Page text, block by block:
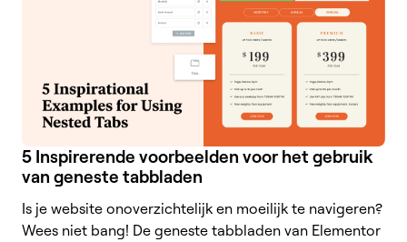
5 Inspirerende voorbeelden voor het gebruik
van geneste tabbladen
Is je website onoverzichtelijk en moeilijk te navigeren?
Wees niet bang! De geneste tabbladen van Elementor